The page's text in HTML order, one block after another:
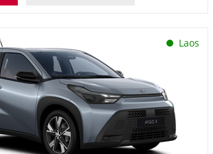
Laos